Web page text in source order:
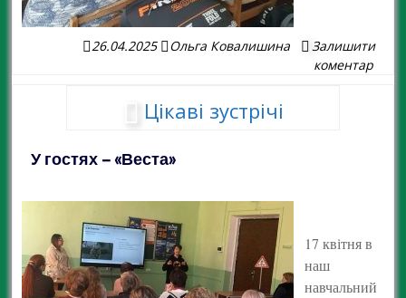
26.04.2025 Ольга Ковалишина
Залишити
коментар
Цікаві зустрічі
У гостях – «Веста»
17 квітня в
наш
навчальний